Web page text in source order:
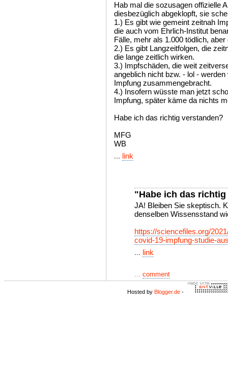
Hab mal die sozusagen offizielle
diesbezüglich abgeklopft, sie
1.) Es gibt wie gemeint zeitnah
die auch vom Ehrlich-Institut
Fälle, mehr als 1.000 tödlich,
2.) Es gibt Langzeitfolgen, die
die lange zeitlich wirken.
3.) Impfschäden, die weit
angeblich nicht bzw. - lol -
Impfung zusammengebracht.
4.) Insofern wüsste man jetzt
Impfung, später käme da nichts
Habe ich das richtig verstanden?
MFG
WB
... link
"Habe ich das
JA! Bleiben Sie skeptisch.
denselben Wissensstand
https://sciencefiles.org/
covid-19-impfung-studie-
... link
... comment
Hosted by Blogger.de -